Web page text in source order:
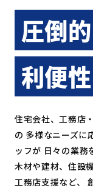
圧倒
利便
住宅会社、工務店
の 多様なニーズに
ッフが 日々の業務
木材や建材、住設
工務店支援など、